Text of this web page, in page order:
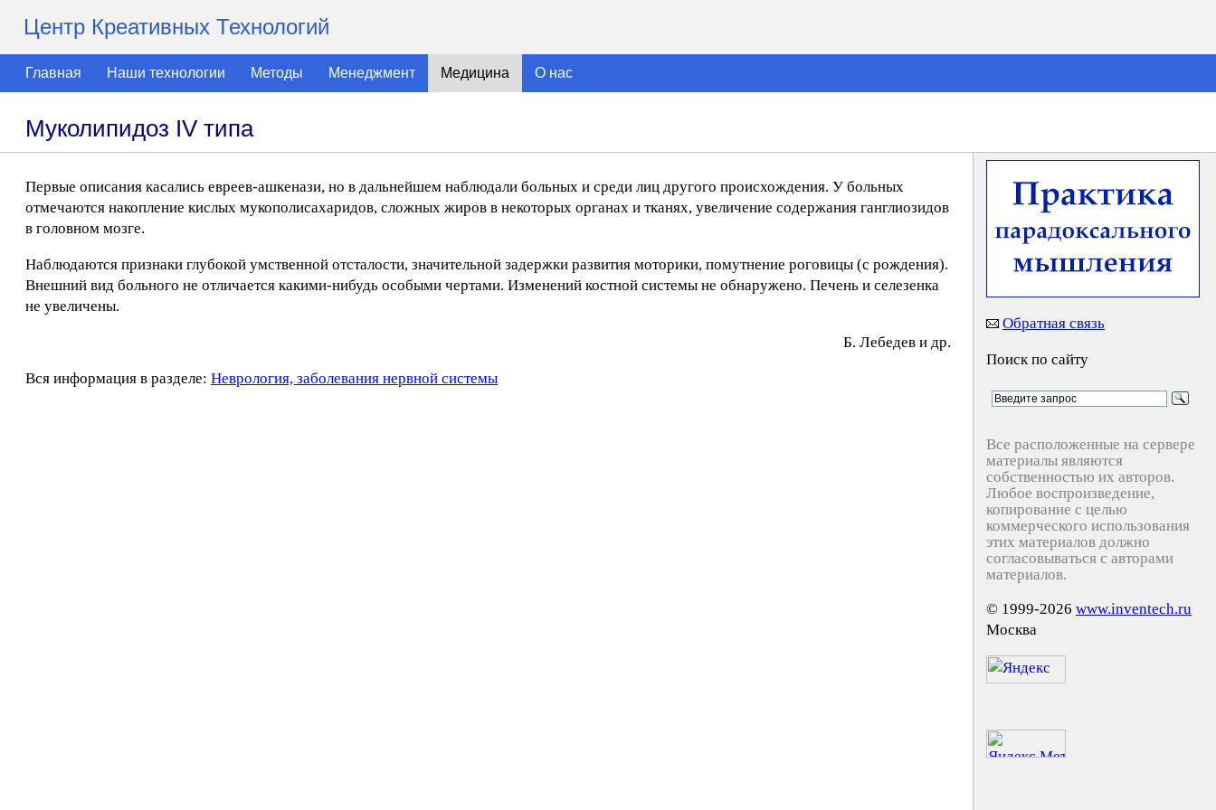
Центр Креативных Технологий
Главная Наши технологии Методы Менеджмент Медицина О нас
Муколипидоз IV типа
Первые описания касались евреев-ашкенази, но в дальнейшем наблюдали больных и среди лиц другого происхождения. У больных
отмечаются накопление кислых мукополисахаридов, сложных жиров в некоторых органах и тканях, увеличение содержания ганглиозидов
в головном мозге.
Наблюдаются признаки глубокой умственной отсталости, значительной задержки развития моторики, помутнение роговицы (с рождения).
Внешний вид больного не отличается какими-нибудь особыми чертами. Изменений костной системы не обнаружено. Печень и селезенка
не увеличены.
Б. Лeбeдeв и др.
Вся информация в разделе: Неврология, заболевания нервной системы
Обратная связь
Поиск по сайту
Все расположенные на сервере
материалы являются
собственностью их авторов.
Любое воспроизведение,
копирование с целью
коммерческого использования
этих материалов должно
согласовываться с авторами
материалов.
© 1999-2026 www.inventech.ru
Москва